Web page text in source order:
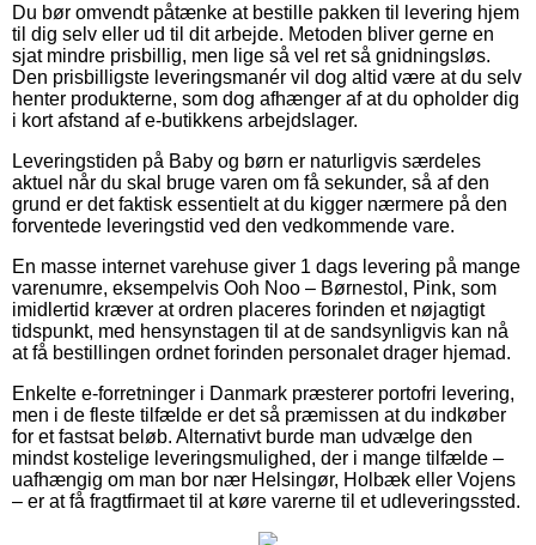
Du bør omvendt påtænke at bestille pakken til levering hjem
til dig selv eller ud til dit arbejde. Metoden bliver gerne en
sjat mindre prisbillig, men lige så vel ret så gnidningsløs.
Den prisbilligste leveringsmanér vil dog altid være at du selv
henter produkterne, som dog afhænger af at du opholder dig
i kort afstand af e-butikkens arbejdslager.
Leveringstiden på Baby og børn er naturligvis særdeles
aktuel når du skal bruge varen om få sekunder, så af den
grund er det faktisk essentielt at du kigger nærmere på den
forventede leveringstid ved den vedkommende vare.
En masse internet varehuse giver 1 dags levering på mange
varenumre, eksempelvis Ooh Noo – Børnestol, Pink, som
imidlertid kræver at ordren placeres forinden et nøjagtigt
tidspunkt, med hensynstagen til at de sandsynligvis kan nå
at få bestillingen ordnet forinden personalet drager hjemad.
Enkelte e-forretninger i Danmark præsterer portofri levering,
men i de fleste tilfælde er det så præmissen at du indkøber
for et fastsat beløb. Alternativt burde man udvælge den
mindst kostelige leveringsmulighed, der i mange tilfælde –
uafhængig om man bor nær Helsingør, Holbæk eller Vojens
– er at få fragtfirmaet til at køre varerne til et udleveringssted.